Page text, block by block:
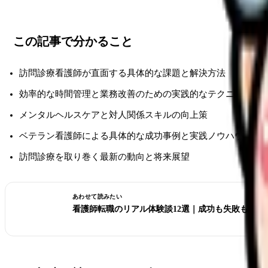
この記事で分かること
訪問診療看護師が直面する具体的な課題と解決方法
効率的な時間管理と業務改善のための実践的なテクニック
メンタルヘルスケアと対人関係スキルの向上策
ベテラン看護師による具体的な成功事例と実践ノウハウ
訪問診療を取り巻く最新の動向と将来展望
あわせて読みたい
看護師転職のリアル体験談12選｜成功も失敗も全部